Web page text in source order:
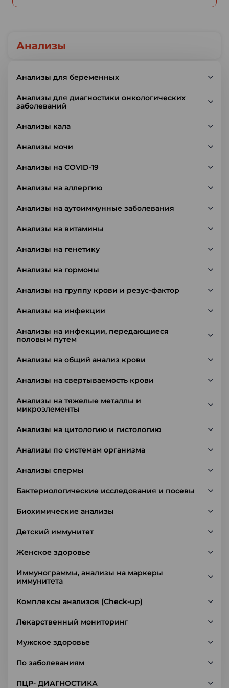
Анализы
Анализы для беременных
Анализы для диагностики онкологических
заболеваний
Анализы кала
Анализы мочи
Анализы на COVID-19
Анализы на аллергию
Анализы на аутоиммунные заболевания
Анализы на витамины
Анализы на генетику
Анализы на гормоны
Анализы на группу крови и резус-фактор
Анализы на инфекции
Анализы на инфекции, передающиеся
половым путем
Анализы на общий анализ крови
Анализы на свертываемость крови
Анализы на тяжелые металлы и
микроэлементы
Анализы на цитологию и гистологию
Анализы по системам организма
Анализы спермы
Бактериологические исследования и посевы
Биохимические анализы
Детский иммунитет
Женское здоровье
Иммунограммы, анализы на маркеры
иммунитета
Комплексы анализов (Check-up)
Лекарственный мониторинг
Мужское здоровье
По заболеваниям
ПЦР- ДИАГНОСТИКА